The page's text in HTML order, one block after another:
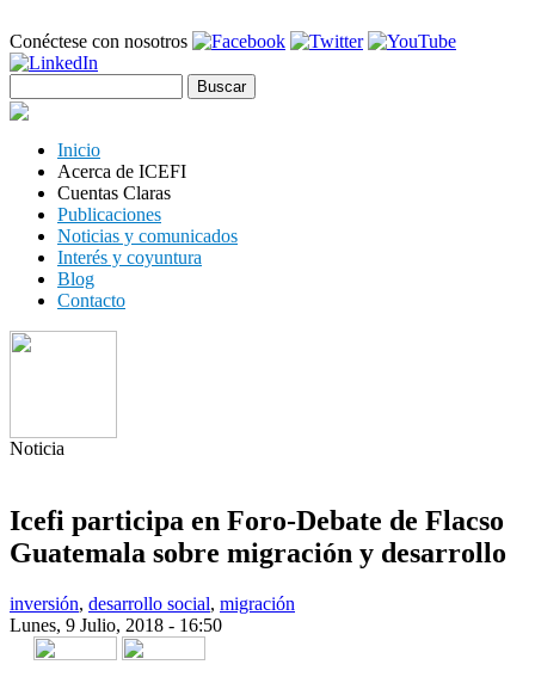
contenido
Conéctese con nosotros
Formulario de búsqueda
Inicio
Acerca de ICEFI
Cuentas Claras
Publicaciones
Noticias y comunicados
Interés y coyuntura
Blog
Contacto
Noticia
Icefi participa en Foro-Debate de Flacso
Guatemala sobre migración y desarrollo
inversión, desarrollo social, migración
Lunes, 9 Julio, 2018 - 16:50